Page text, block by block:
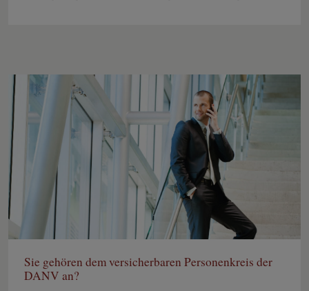
Sie gehören demversicherbaren Personenkreis der
DANV an?